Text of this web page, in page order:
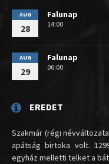
AUG
28
Falunap
14:00
AUG
29
Falunap
06:00
EREDET
Szakmár (régi
apátság birtoka volt.
egyház melletti telket a